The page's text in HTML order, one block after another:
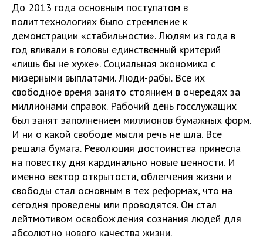
До 2013 года основным постулатом в
политтехнологиях было стремление к
демонстрации «стабильности». Людям из года в
год вливали в головы единственный критерий
«лишь бы не хуже». Социальная экономика с
мизерными выплатами. Люди-рабы. Все их
свободное время занято стоянием в очередях за
миллионами справок. Рабочий день госслужащих
был занят заполнением миллионов бумажных форм.
И ни о какой свободе мысли речь не шла. Все
решала бумага. Революция достоинства принесла
на повестку дня кардинально новые ценности. И
именно вектор открытости, облегчения жизни и
свободы стал основным в тех реформах, что на
сегодня проведены или проводятся. Он стал
лейтмотивом освобождения сознания людей для
абсолютно нового качества жизни.